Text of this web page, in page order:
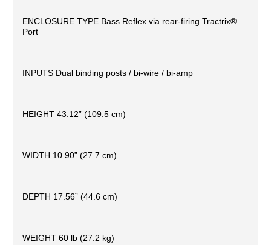
ENCLOSURE TYPE Bass Reflex via rear-firing Tractrix®
Port
INPUTS Dual binding posts / bi-wire / bi-amp
HEIGHT 43.12” (109.5 cm)
WIDTH 10.90” (27.7 cm)
DEPTH 17.56” (44.6 cm)
WEIGHT 60 lb (27.2 kg)